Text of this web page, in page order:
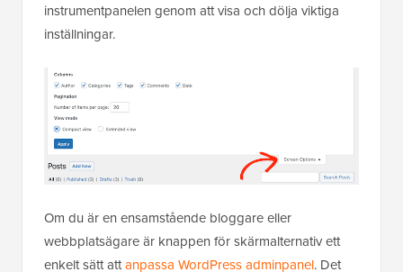
instrumentpanelen genom att visa och dölja viktiga
inställningar.
Om du är en ensamstående bloggare eller
webbplatsägare är knappen för skärmalternativ ett
enkelt sätt attanpassa WordPress adminpanel. Det